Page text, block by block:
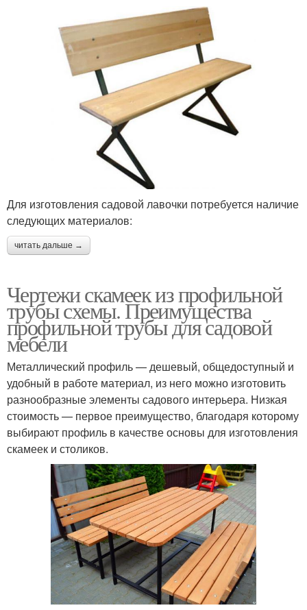
Для изготовления садовой лавочки потребуется наличие
следующих материалов:
читать дальше →
Чертежи скамеек из профильной
трубы схемы. Преимущества
профильной трубы для садовой
мебели
Металлический профиль — дешевый, общедоступный и
удобный в работе материал, из него можно изготовить
разнообразные элементы садового интерьера. Низкая
стоимость — первое преимущество, благодаря которому
выбирают профиль в качестве основы для изготовления
скамеек и столиков.